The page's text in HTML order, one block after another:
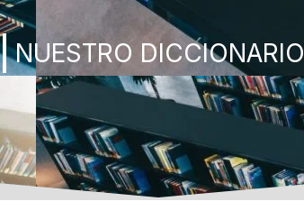
NUESTRO DICCIONARIO